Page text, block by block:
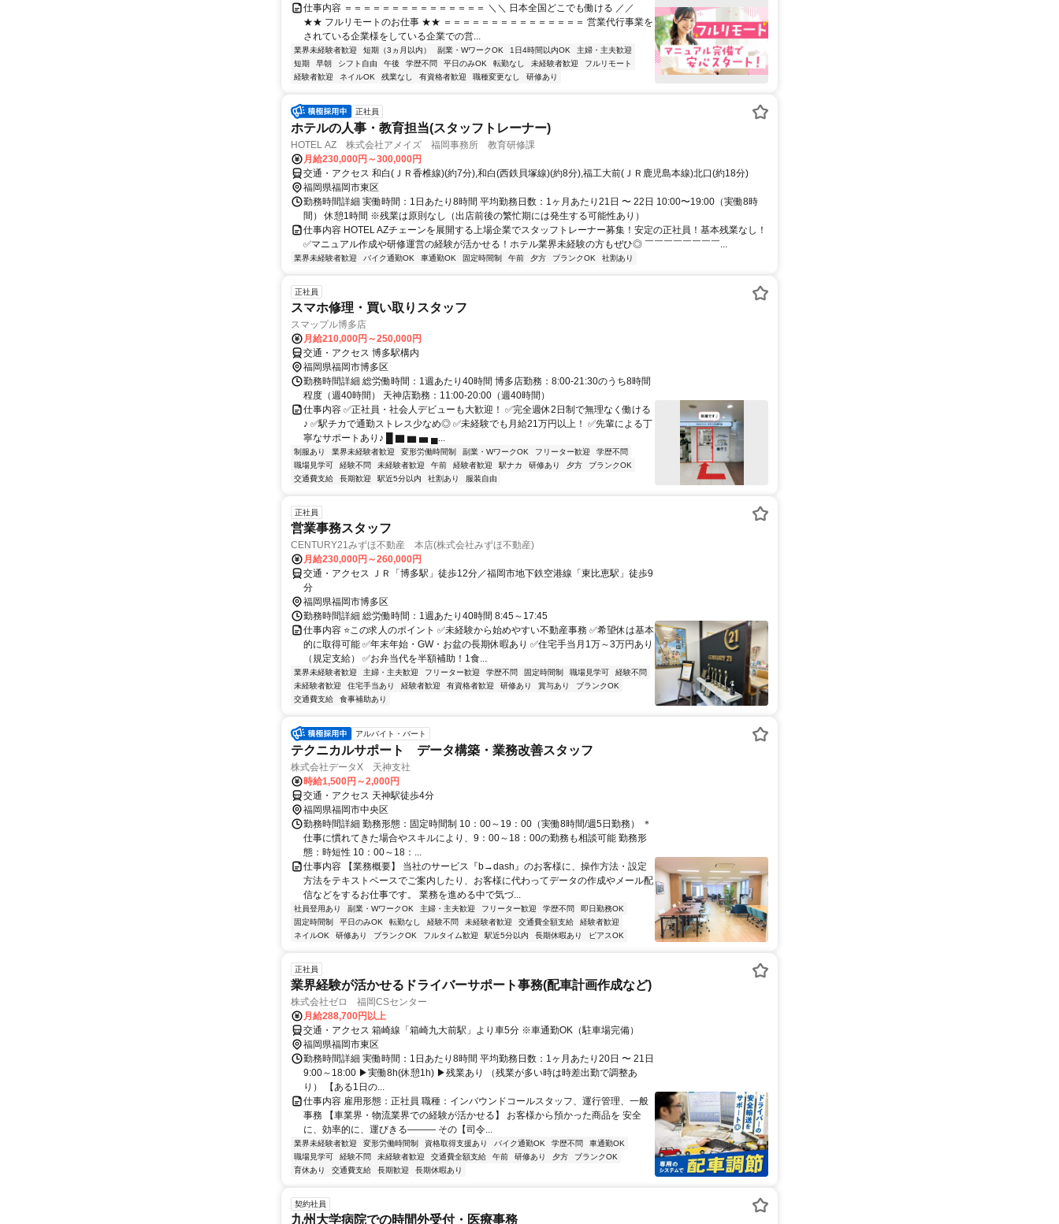
仕事内容 ＝＝＝＝＝＝＝＝＝＝＝＝＝＝＝ ＼＼ 日本全国どこでも働ける ／／
★★ フルリモートのお仕事 ★★ ＝＝＝＝＝＝＝＝＝＝＝＝＝＝＝ 営業代行事業を
されている企業様をしている企業での営...
業界未経験者歓迎 短期（3ヵ月以内） 副業・WワークOK 1日4時間以内OK
主婦・主夫歓迎
短期
早朝 シフト自由 午後 学歴不問 平日のみOK 転勤なし 未経験者歓迎
フルリモート
経験者歓迎
ネイルOK 残業なし 有資格者歓迎 職種変更なし 研修あり
正社員
ホテルの人事・教育担当(スタッフトレーナー)
HOTEL AZ 株式会社アメイズ 福岡事務所 教育研修課
月給230,000円～300,000円
交通・アクセス 和白(ＪＲ香椎線)(約7分),和白(西鉄貝塚線)(約8分),福工大前(ＪＲ鹿児島本線)北口(約18分)
福岡県福岡市東区
勤務時間詳細 実働時間：1日あたり8時間 平均勤務日数：1ヶ月あたり21日 〜 22日 10:00〜19:00（実働8時
間） 休憩1時間 ※残業は原則なし（出店前後の繁忙期には発生する可能性あり）
仕事内容 HOTEL AZチェーンを展開する上場企業でスタッフトレーナー募集！安定の正社員！基本残業なし！
✅マニュアル作成や研修運営の経験が活かせる！ホテル業界未経験の方もぜひ◎ ￣￣￣￣￣￣￣￣...
業界未経験者歓迎 バイク通勤OK 車通勤OK 固定時間制 午前 夕方 ブランクOK 社割あり
正社員
スマホ修理・買い取りスタッフ
スマップル博多店
月給210,000円～250,000円
交通・アクセス 博多駅構内
福岡県福岡市博多区
勤務時間詳細 総労働時間：1週あたり40時間 博多店勤務：8:00-21:30のうち8時間
程度（週40時間） 天神店勤務：11:00-20:00（週40時間）
仕事内容 ✅正社員・社会人デビューも大歓迎！ ✅完全週休2日制で無理なく働ける
♪ ✅駅チカで通勤ストレス少なめ◎ ✅未経験でも月給21万円以上！ ✅先輩による丁
寧なサポートあり♪ █ ▇ ▆ ▅ ▄...
制服あり 業界未経験者歓迎 変形労働時間制 副業・WワークOK フリーター歓迎
学歴不問
職場見学可
経験不問 未経験者歓迎 午前 経験者歓迎 駅ナカ 研修あり 夕方
ブランクOK
交通費支給
長期歓迎 駅近5分以内 社割あり 服装自由
正社員
営業事務スタッフ
CENTURY21みずほ不動産 本店(株式会社みずほ不動産)
月給230,000円～260,000円
交通・アクセス ＪＲ「博多駅」徒歩12分／福岡市地下鉄空港線「東比恵駅」徒歩9
分
福岡県福岡市博多区
勤務時間詳細 総労働時間：1週あたり40時間 8:45～17:45
仕事内容 ⭐この求人のポイント ✅未経験から始めやすい不動産事務 ✅希望休は基本
的に取得可能 ✅年末年始・GW・お盆の長期休暇あり ✅住宅手当月1万～3万円あり
（規定支給） ✅お弁当代を半額補助！1食...
業界未経験者歓迎 主婦・主夫歓迎 フリーター歓迎 学歴不問 固定時間制 職場見学可
経験不問
未経験者歓迎
住宅手当あり 経験者歓迎 有資格者歓迎 研修あり 賞与あり
ブランクOK
交通費支給
食事補助あり
アルバイト・パート
テクニカルサポート データ構築・業務改善スタッフ
株式会社データX 天神支社
時給1,500円～2,000円
交通・アクセス 天神駅徒歩4分
福岡県福岡市中央区
勤務時間詳細 勤務形態：固定時間制 10：00～19：00（実働8時間/週5日勤務） ＊
仕事に慣れてきた場合やスキルにより、9：00～18：00の勤務も相談可能 勤務形
態：時短性 10：00～18：...
仕事内容 【業務概要】 当社のサービス『b→dash』のお客様に、操作方法・設定
方法をテキストベースでご案内したり、お客様に代わってデータの作成やメール配
信などをするお仕事です。 業務を進める中で気づ...
社員登用あり 副業・WワークOK 主婦・主夫歓迎 フリーター歓迎 学歴不問
即日勤務OK
固定時間制
平日のみOK 転勤なし 経験不問 未経験者歓迎 交通費全額支給
経験者歓迎
ネイルOK
研修あり ブランクOK フルタイム歓迎 駅近5分以内 長期休暇あり ピアスOK
正社員
業界経験が活かせるドライバーサポート事務(配車計画作成など)
株式会社ゼロ 福岡CSセンター
月給288,700円以上
交通・アクセス 箱崎線「箱崎九大前駅」より車5分 ※車通勤OK（駐車場完備）
福岡県福岡市東区
勤務時間詳細 実働時間：1日あたり8時間 平均勤務日数：1ヶ月あたり20日 〜 21日
9:00～18:00 ▶実働8h(休憩1h) ▶残業あり （残業が多い時は時差出勤で調整あ
り） 【ある1日の...
仕事内容 雇用形態：正社員 職種：インバウンドコールスタッフ、運行管理、一般
事務 【車業界・物流業界での経験が活かせる】 お客様から預かった商品を 安全
に、効率的に、運びきる――― その【司令...
業界未経験者歓迎 変形労働時間制 資格取得支援あり バイク通勤OK 学歴不問
車通勤OK
職場見学可
経験不問 未経験者歓迎 交通費全額支給 午前 研修あり 夕方
ブランクOK
育休あり
交通費支給 長期歓迎 長期休暇あり
契約社員
九州大学病院での時間外受付・医療事務